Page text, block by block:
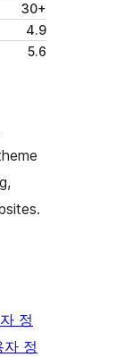
30+
4.9
5.6
정
자 정